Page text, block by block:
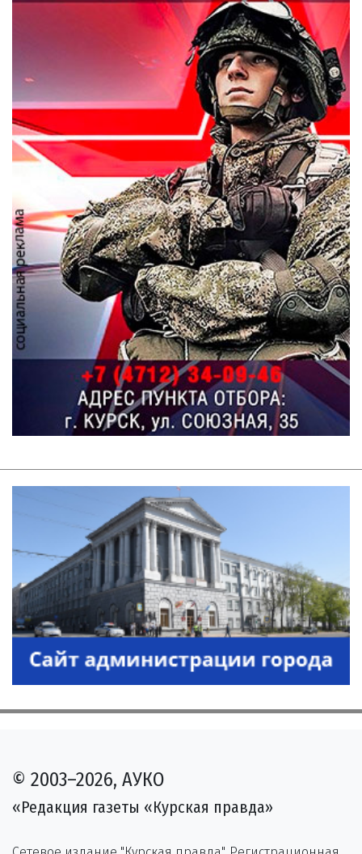
© 2003–2026, АУКО
«Редакция газеты «Курская правда»